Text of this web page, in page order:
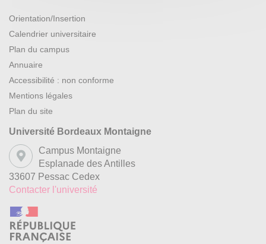
Orientation/Insertion
Calendrier universitaire
Plan du campus
Annuaire
Accessibilité : non conforme
Mentions légales
Plan du site
Université Bordeaux Montaigne
Campus Montaigne
Esplanade des Antilles
33607 Pessac Cedex
Contacter l'université